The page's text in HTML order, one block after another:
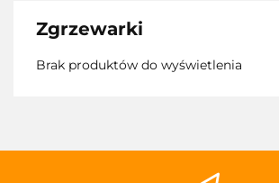
Zgrzewarki
Brak produktów do wyświetlenia